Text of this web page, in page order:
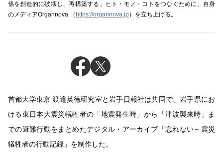
係を創造的に破壊し、再構築する」ヒト・モノ・コトをつなぐために、自身
のメディアOrgannova （ https://organnova.jp）を立ち上げる。
首都大学東京 渡邉英徳研究室と岩手日報社は共同で、岩手県にお
ける東日本大震災犠牲者の「地震発生時」から「津波襲来時」ま
での避難行動をまとめたデジタル・アーカイブ「忘れない～震災
犠牲者の行動記録」を制作した。